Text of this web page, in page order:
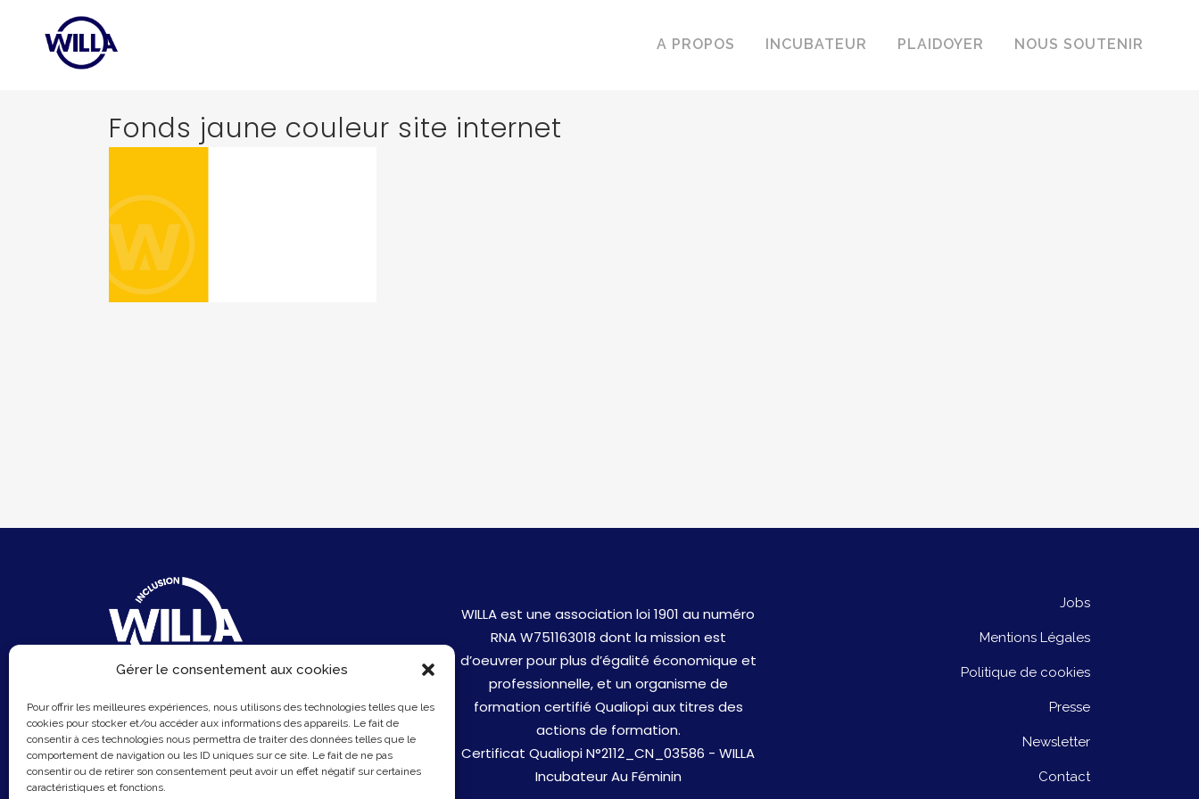
Gérer le consentement aux cookies
Pour offrir les meilleures expériences, nous utilisons des technologies telles que les
cookies pour stocker et/ou accéder aux informations des appareils. Le fait de
consentir à ces technologies nous permettra de traiter des données telles que le
comportement de navigation ou les ID uniques sur ce site. Le fait de ne pas
consentir ou de retirer son consentement peut avoir un effet négatif sur certaines
caractéristiques et fonctions.
A PROPOS INCUBATEUR PLAIDOYER NOUS SOUTENIR
Fonds jaune couleur site internet
6 Rue du Sentier
75002 Paris
Email :contact@hellowilla.co
WILLA est une association loi 1901 au numéro
RNA W751163018 dont la mission est
d’oeuvrer pour plus d’égalité économique et
professionnelle, et un organisme de
formation certifié Qualiopi aux titres des
actions de formation.
Certificat Qualiopi N°2112_CN_03586 - WILLA
Incubateur Au Féminin
Jobs
Mentions Légales
Politique de cookies
Presse
Newsletter
Contact